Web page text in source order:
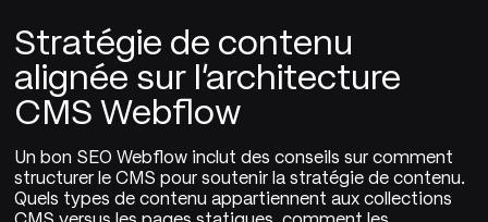
Stratégie de contenu
alignée sur l'architecture
CMS Webflow
Un bon SEO Webflow inclut des conseils sur comment
structurer le CMS pour soutenir la stratégie de contenu.
Quels types de contenu appartiennent aux collections